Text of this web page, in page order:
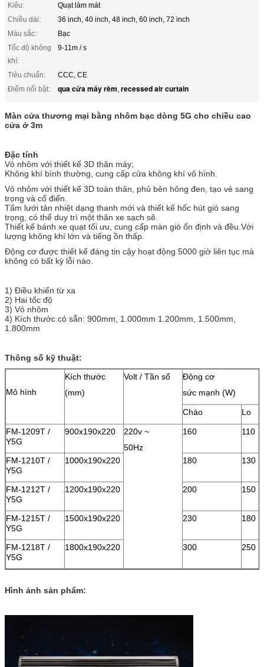
Kiểu:
Quạt làm mát
Chiều dài:
36 inch, 40 inch, 48 inch, 60 inch, 72 inch
Màu sắc:
Bạc
Tốc độ không
khí:
9-11m / s
Tiêu chuẩn:
CCC, CE
Điểm nổi bật:
qua cửa máy rèm, recessed air curtain
Màn cửa thương mại bằng nhôm bạc dòng 5G cho chiều cao
cửa ở 3m
Đặc tính
Vỏ nhôm với thiết kế 3D thân máy;
Không khí bình thường, cung cấp cửa không khí vô hình.
Vỏ nhôm với thiết kế 3D toàn thân, phủ bên hông đen, tạo vẻ sang
trọng và cổ điển.
Tấm lưới tản nhiệt dạng thanh mới và thiết kế hốc hút gió sang
trọng, có thể duy trì một thân xe sạch sẽ.
Thiết kế bánh xe quạt tối ưu, cung cấp màn gió ổn định và đều.Với
lượng không khí lớn và tiếng ồn thấp.
Động cơ được thiết kế đáng tin cậy hoạt động 5000 giờ liên tục mà
không có bất kỳ lỗi nào.
1) Điều khiển từ xa
2) Hai tốc độ
3) Vỏ nhôm
4) Kích thước có sẵn: 900mm, 1.000mm 1.200mm, 1.500mm,
1.800mm
Thông số kỹ thuật:
Mô hình
Kích thước
(mm)
Volt / Tần số
Động cơ
sức mạnh (W)
Chào Lo
FM-1209T /
Y5G
900x190x220
220v ~
50Hz
160 110
FM-1210T /
Y5G
1000x190x220 180 130
FM-1212T /
Y5G
1200x190x220 200 150
FM-1215T /
Y5G
1500x190x220 230 180
FM-1218T /
Y5G
1800x190x220 300 250
Hình ảnh sản phẩm: